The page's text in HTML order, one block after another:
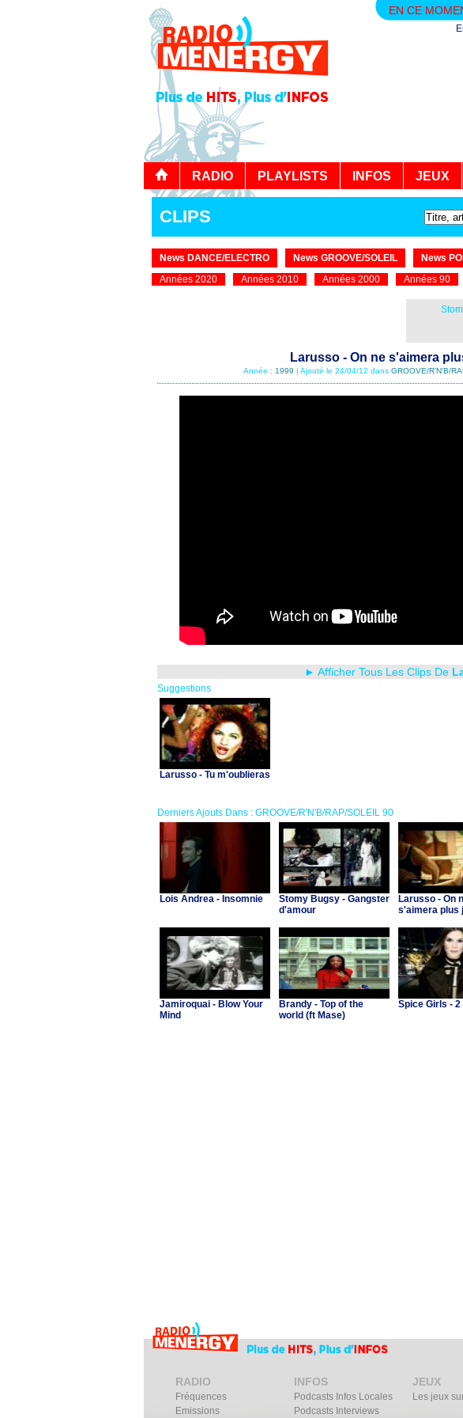
EN CE
RADIO PLAYLISTS INFOS JEUX
CLIPS
News DANCE/ELECTRO News GROOVE/SOLEIL News
Années 2020
Années 2010 Années 2000 Années 90
Larusso - On ne s'aimera
Année : 1999 | Ajouté le 24/04/12 dans GROOVE/R'N'B/
► Afficher Tous Les Clips De
Suggestions
Larusso - Tu m'oublieras
Derniers Ajouts Dans : GROOVE/R'N'B/RAP/SOLEIL 90
Lois Andrea - Insomnie
Stomy Bugsy - Gangster
d'amour
Larusso - On
s'aimera plus
Jamiroquai - Blow Your
Mind
Brandy - Top of the
world (ft Mase)
Spice Girls -
RADIO
Fréquences
Emissions
INFOS
Podcasts Infos Locales
Podcasts Interviews
JEUX
Les jeux